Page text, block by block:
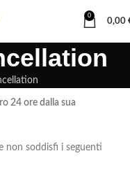
0
0,00
24 ore dalla sua
non soddisfi i seguenti